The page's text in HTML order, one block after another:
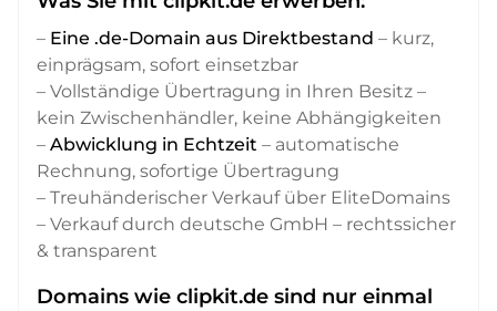
– Eine .de-Domain aus Direktbestand – kurz,
einprägsam, sofort einsetzbar
– Vollständige Übertragung in Ihren Besitz –
kein Zwischenhändler, keine Abhängigkeiten
– Abwicklung in Echtzeit – automatische
Rechnung, sofortige Übertragung
– Treuhänderischer Verkauf über EliteDomains
– Verkauf durch deutsche GmbH – rechtssicher
& transparent
Domains wie clipkit.de sind nur einmal